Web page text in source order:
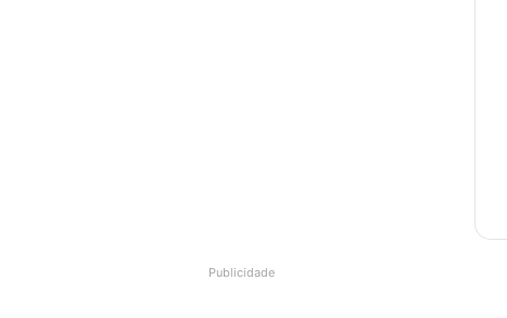
Publicidade